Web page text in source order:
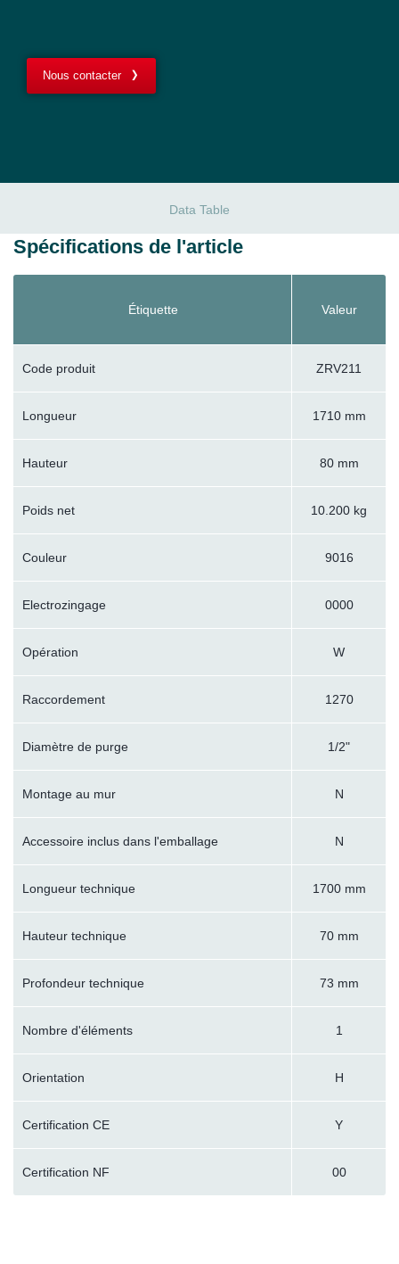
Nous contacter
Data Table
Spécifications de l'article
Étiquette Valeur
Code produit ZRV211
Longueur 1710 mm
Hauteur 80 mm
Poids net 10.200 kg
Couleur 9016
Electrozingage 0000
Opération W
Raccordement 1270
Diamètre de purge 1/2"
Montage au mur N
Accessoire inclus dans l'emballage N
Longueur technique 1700 mm
Hauteur technique 70 mm
Profondeur technique 73 mm
Nombre d'éléments 1
Orientation H
Certification CE Y
Certification NF 00